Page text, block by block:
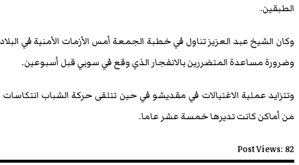
الطبقين.
وكان الشيخ عبد العزيز تناول في خطبة الجمعة أمس الأزمات الأمنية في
وضرورة مساعدة المتضررين بالانفجار الذي وقع في سوبي قبل أسبوعين.
وتتزايد عملية الاغتيالات في مقديشو في حين تتلقى حركة الشباب
من أماكن كانت تديرها خمسة عشر عاما.
Post Views: 82